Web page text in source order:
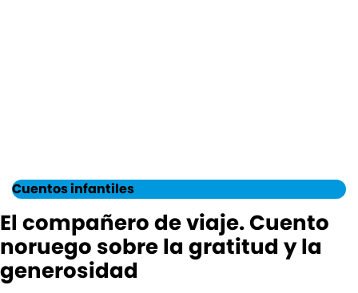
Cuentos infantiles
El compañero de viaje. Cuento
noruego sobre la gratitud y la
generosidad